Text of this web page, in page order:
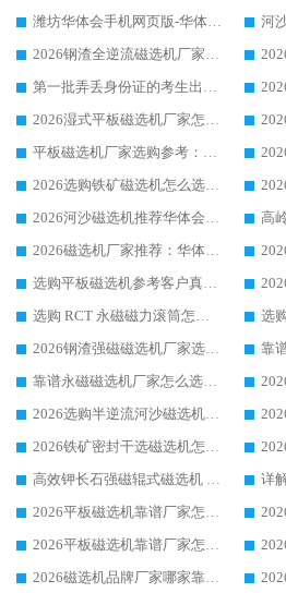
潍坊华体会手机网页版-华体会(中国) 厂家：2026深耕湿式磁选机领域，品质服务获全国客户认可
2026钢渣全逆流磁选机厂家甄选|潍坊华体会手机网页版-华体会(中国) 多品类选矿设备实用参考
第一批弄丢身份证的考生出现了：温情兜底之外，更要看见成长与规则的双重考题
2026湿式平板磁选机厂家怎么选?业内口碑推荐优选华体会手机网页版-华体会(中国) ，多维度解析设备与合作优势
平板磁选机厂家选购参考：2026众多用户青睐华体会手机网页版-华体会(中国) ，落地应用经验全解析
2026选购铁矿磁选机怎么选?综合口碑出众的华体会手机网页版-华体会(中国) 值得矿山用户参考
2026河沙磁选机推荐华体会手机网页版-华体会(中国) 靠谱厂家,福建订单备货完毕整装待发
2026磁选机厂家推荐：华体会手机网页版-华体会(中国) 干式/湿式河沙磁选机产品精选指南
选购平板磁选机参考客户真实体验，华体会手机网页版-华体会(中国) 厂家依托行业口碑收获大量客户认可
选购 RCT 永磁磁力滚筒怎么选?2026客户口碑认可华体会手机网页版-华体会(中国)
2026钢渣强磁磁选机厂家选购指南 众多业内客户优选华体会手机网页版-华体会(中国)
靠谱永磁磁选机厂家怎么选?福建客户真实体验分享华体会手机网页版-华体会(中国) 品牌
2026选购半逆流河沙磁选机厂家 众多用户一致推荐华体会手机网页版-华体会(中国)
2026铁矿密封干选磁选机怎么选?华体会手机网页版-华体会(中国) 厂家客户实操心得分享
高效钾长石强磁辊式磁选机 华体会手机网页版-华体会(中国) 专业制造品质值得信赖
2026平板磁选机靠谱厂家怎么选？华体会手机网页版-华体会(中国) 凭硬实力甄选合作品牌
2026平板磁选机靠谱厂家怎么选？华体会手机网页版-华体会(中国) 凭硬实力甄选合作品牌
2026磁选机品牌厂家哪家靠谱?行业优选华体会手机网页版-华体会(中国) 实力出众